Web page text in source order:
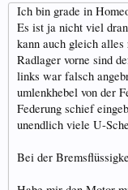
Ich bin grade in
Es ist ja nicht viel
kann auch gleich
Radlager vorne sind
links war falsch
umlenkhebel von der
Federung schief
unendlich viele U-
Bei der